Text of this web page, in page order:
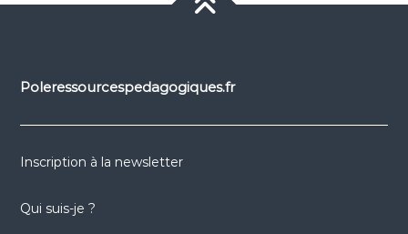
Poleressourcespedagogiques.fr
Inscription à la newsletter
Qui suis-je ?